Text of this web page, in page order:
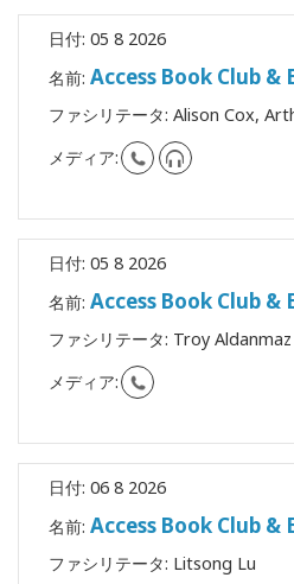
ク
ラ
フ
リ
ー
タ
Shop
More
日付: 05 8 2026
名前: Access Book Club &
ファシリテータ: Alison Cox,
メディア:
日付: 05 8 2026
名前: Access Book Club &
ファシリテータ: Troy Aldanmaz
メディア:
日付: 06 8 2026
名前: Access Book Club &
ファシリテータ: Litsong Lu